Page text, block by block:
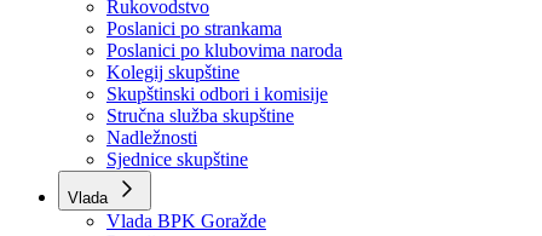
Skupština
Skupština BPK Goražde
Rukovodstvo
Poslanici po strankama
Poslanici po klubovima naroda
Kolegij skupštine
Skupštinski odbori i komisije
Stručna služba skupštine
Nadležnosti
Sjednice skupštine